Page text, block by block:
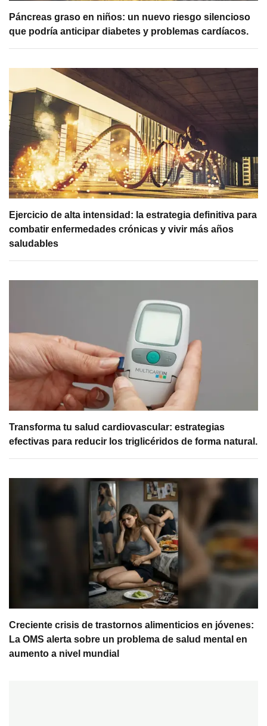
Páncreas graso en niños: un nuevo riesgo silencioso
que podría anticipar diabetes y problemas cardíacos.
Ejercicio de alta intensidad: la estrategia definitiva para
combatir enfermedades crónicas y vivir más años
saludables
Transforma tu salud cardiovascular: estrategias
efectivas para reducir los triglicéridos de forma natural.
Creciente crisis de trastornos alimenticios en jóvenes:
La OMS alerta sobre un problema de salud mental en
aumento a nivel mundial